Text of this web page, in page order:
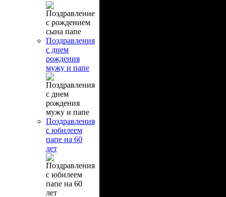
Поздравления
с днем
рождения
мужу и папе
Поздравления
с юбилеем
папе на 60
лет